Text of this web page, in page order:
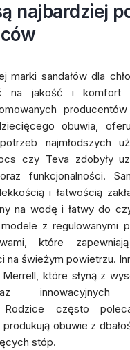
najbardziej
marki sandałów dla
na jakość i komfort
producentów
obuwia,
najmłodszych
czy Teva zdobyły
funkcjonalności.
i łatwością
na wodę i łatwy do
z regulowanymi
które
na świeżym powietrzu.
które słyną z
innowacyjnych
Rodzice często
obuwie z
stóp.